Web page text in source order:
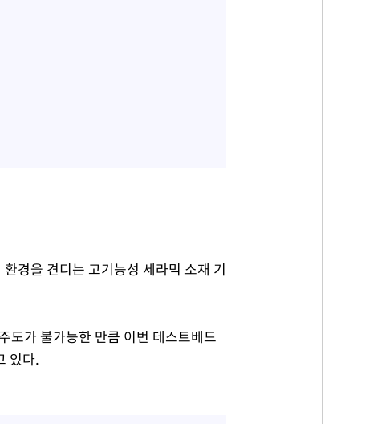
경을 견디는 고기능성 세라믹 소재 기
도가 불가능한 만큼 이번 테스트베드
있다.